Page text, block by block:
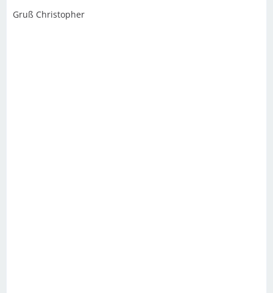
Gruß Christopher